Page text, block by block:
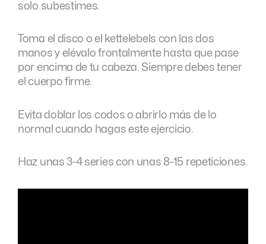
solo subestimes.
Toma el disco o el kettelebels con las dos
manos y elévalo frontalmente hasta que pase
por encima de tu cabeza. Siempre debes tener
el cuerpo firme.
Evita doblar los codos o abrirlo más de lo
normal cuando hagas este ejercicio.
Haz unas 3-4 series con unas 8-15 repeticiones.